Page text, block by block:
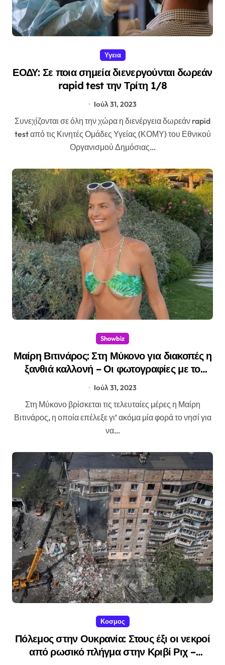
Υγεια
ΕΟΔΥ: Σε ποια σημεία διενεργούνται δωρεάν
rapid test την Τρίτη 1/8
Ιούλ 31, 2023
Συνεχίζονται σε όλη την χώρα η διενέργεια δωρεάν rapid
test από τις Κινητές Ομάδες Υγείας (ΚΟΜΥ) του Εθνικού
Οργανισμού Δημόσιας…
Showbiz
Μαίρη Βιτινάρος: Στη Μύκονο για διακοπές η
ξανθιά καλλονή – Οι φωτογραφίες με το
πράσινο μπικίνι
Ιούλ 31, 2023
Στη Μύκονο βρίσκεται τις τελευταίες μέρες η Μαίρη
Βιτινάρος, η οποία επέλεξε γι’ ακόμα μία φορά το νησί για
να…
Κοσμος
Πόλεμος στην Ουκρανία: Στους έξι οι νεκροί
από ρωσικό πλήγμα στην Κριβί Ριχ –